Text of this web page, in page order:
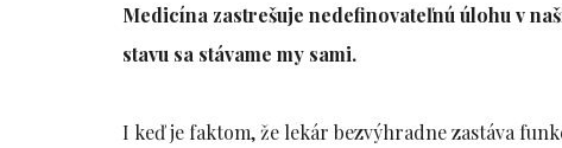
Medicína zastrešuje nedefinovateľnú úlohu v
stavu sa stávame my sami.
I keď je faktom, že lekár bezvýhradne zastáva